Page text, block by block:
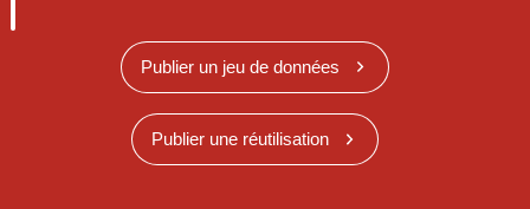
Publier un jeu de données
Publier une réutilisation